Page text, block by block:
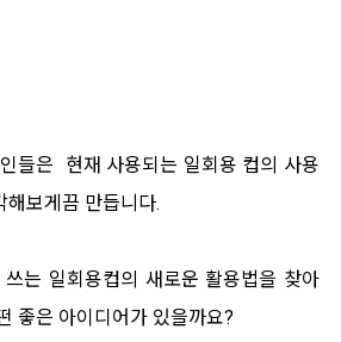
들은 현재 사용되는 일회용 컵의 사용
해보게끔 만듭니다.
쓰는 일회용컵의 새로운 활용법을 찾아
좋은 아이디어가 있을까요?